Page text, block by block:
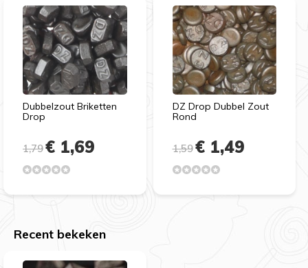
Dubbelzout Briketten
Drop
1,79€ 1,69
DZ Drop Dubbel Zout
Rond
1,59€ 1,49
Recent bekeken